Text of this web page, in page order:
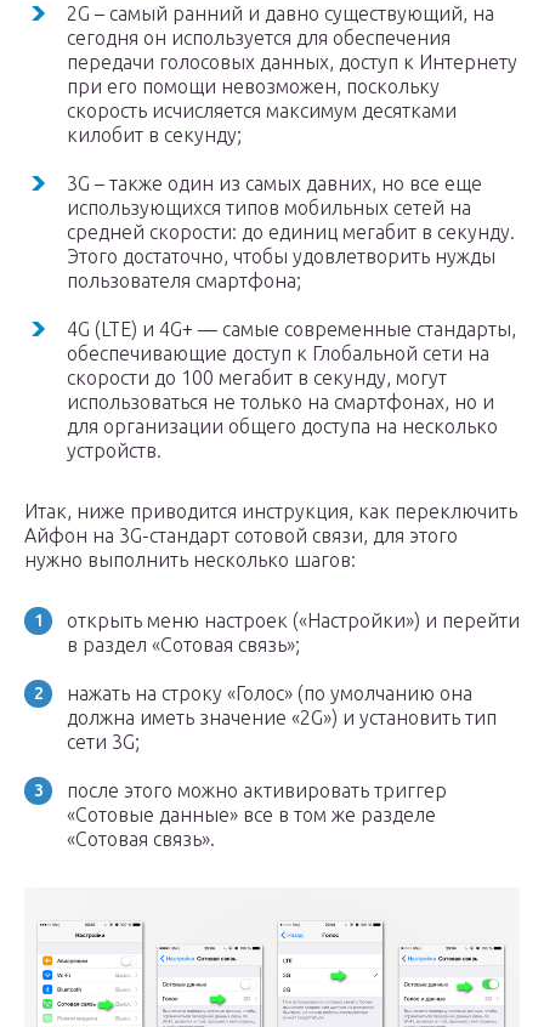
2G – самый ранний и давно существующий, на
сегодня он используется для обеспечения
передачи голосовых данных, доступ к Интернету
при его помощи невозможен, поскольку
скорость исчисляется максимум десятками
килобит в секунду;
3G – также один из самых давних, но все еще
использующихся типов мобильных сетей на
средней скорости: до единиц мегабит в секунду.
Этого достаточно, чтобы удовлетворить нужды
пользователя смартфона;
4G (LTE) и 4G+ — самые современные стандарты,
обеспечивающие доступ к Глобальной сети на
скорости до 100 мегабит в секунду, могут
использоваться не только на смартфонах, но и
для организации общего доступа на несколько
устройств.
Итак, ниже приводится инструкция, как переключить
Айфон на 3G-стандарт сотовой связи, для этого
нужно выполнить несколько шагов:
открыть меню настроек («Настройки») и перейти
в раздел «Сотовая связь»;
нажать на строку «Голос» (по умолчанию она
должна иметь значение «2G») и установить тип
сети 3G;
после этого можно активировать триггер
«Сотовые данные» все в том же разделе
«Сотовая связь».